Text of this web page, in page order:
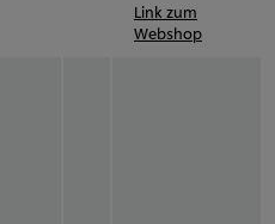
Link zum
Webshop